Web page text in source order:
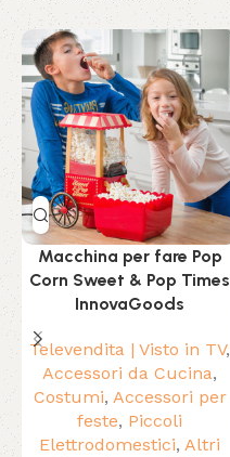
Macchina per fare Pop
Corn Sweet & Pop Times
InnovaGoods
Televendita | Visto in TV,
Accessori da Cucina,
Costumi, Accessori per
feste, Piccoli
Elettrodomestici, Altri